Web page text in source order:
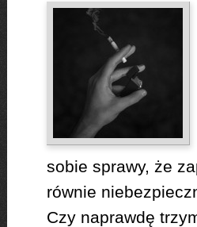
sobie sprawy, że
równie
Czy naprawdę